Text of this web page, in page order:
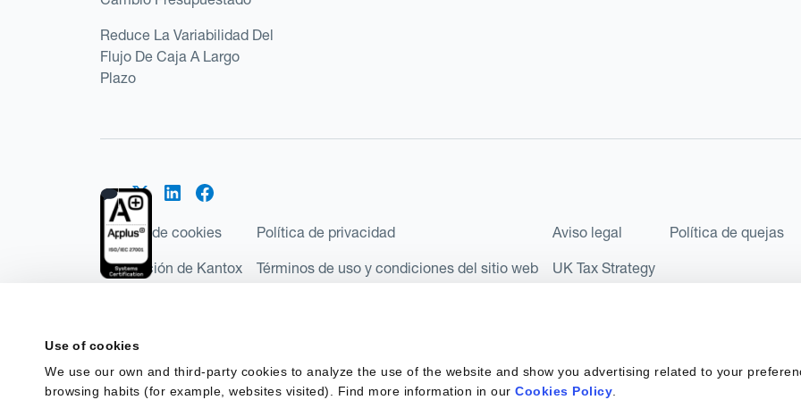
Use of cookies
We use our own and third-party cookies to analyze the use of the website and show you advertising related to your
browsing habits (for example, websites visited). Find more information in ourCookies Policy
Reduce La Variabilidad Del
Flujo De Caja A Largo
Plazo
Política de cookies
Regulación de Kantox
Política de privacidad
Términos de uso y condiciones del sitio web
Aviso legal
UK Tax Strategy
Política de quejas
Kantox Limited está incorporada en Inglaterra y Gales como Sociedad Limitada (Limited Company) bajo el número de
Regulations 2017). Kantox European Union SL es una sociedad privada española con número de identificación fiscal:
España como Entidad de Pago con número de registro 6890 y supervisada por SEPBLAC, la Autoridad Supervisora en